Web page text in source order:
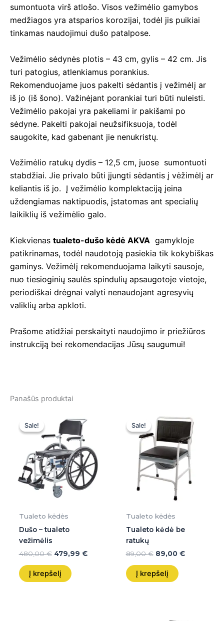
sumontuota virš atlošo. Visos vežimėlio gamybos
medžiagos yra atsparios korozijai, todėl jis puikiai
tinkamas naudojimui dušo patalpose.
Vežimėlio sėdynės plotis – 43 cm, gylis – 42 cm. Jis
turi patogius, atlenkiamus porankius.
Rekomenduojame juos pakelti sėdantis į vežimėlį ar
iš jo (iš šono). Važinėjant porankiai turi būti nuleisti.
Vežimėlio pakojai yra pakeliami ir pakišami po
sėdyne. Pakelti pakojai neužsifiksuoja, todėl
saugokite, kad gabenant jie nenukristų.
Vežimėlio ratukų dydis – 12,5 cm, juose sumontuoti
stabdžiai. Jie privalo būti įjungti sėdantis į vėžimėlį ar
keliantis iš jo. Į vežimėlio komplektaciją įeina
uždengiamas naktipuodis, įstatomas ant specialių
laikiklių iš vežimėlio galo.
Kiekvienas tualeto-dušo kėdė AKVA gamykloje
patikrinamas, todėl naudotoją pasiekia tik kokybiškas
gaminys. Vežimėlį rekomenduojama laikyti sausoje,
nuo tiesioginių saulės spindulių apsaugotoje vietoje,
periodiškai drėgnai valyti nenaudojant agresyvių
valiklių arba apkloti.
Prašome atidžiai perskaityti naudojimo ir priežiūros
instrukciją bei rekomendacijas Jūsų saugumui!
Panašūs produktai
Sale!
Sale!
Tualeto kėdės
Dušo – tualeto
vežimėlis
480,00€
price
was:
480,00 €.
479,99 €
price
Į krepšelį
Sale!
Sale!
Tualeto kėdės
Tualeto kėdė be
ratukų
89,00€
price
was:
89,00 €.
89,00 €
price
is:
89,00 €.
Į krepšelį